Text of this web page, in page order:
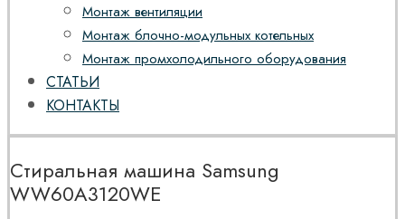
Монтаж вентиляции
Монтаж блочно-модульных котельных
Монтаж промхолодильного оборудования
СТАТЬИ
КОНТАКТЫ
Стиральная машина Samsung
WW60A3120WE